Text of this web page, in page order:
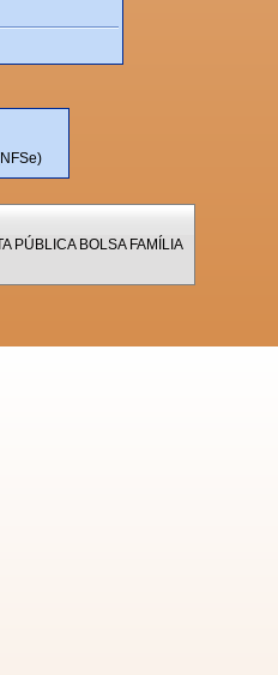
PÚBLICA BOLSA FAMÍLIA